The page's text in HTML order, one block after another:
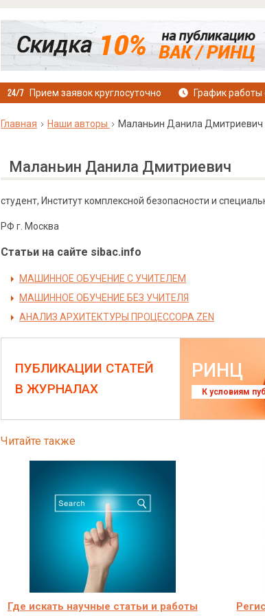
Прием заявок круглосуточно График работы
Главная Наши авторы Маланьин Данила Дмитриевич
Маланьин Данила Дмитриевич
студент, Институт комплексной безопасности и
РФ г. Москва
Статьи на сайте sibac.info
МАШИННОЕ ОБУЧЕНИЕ С УЧИТЕЛЕМ
МАШИННОЕ ОБУЧЕНИЕ БЕЗ УЧИТЕЛЯ
АНАЛИЗ АРХИТЕКТУРЫ ПРОЦЕССОРА ZEN
ПУБЛИКАЦИИ СТАТЕЙ
В ЖУРНАЛАХ
РИНЦ
К условиям
Читайте также
Где искать научные статьи и работы